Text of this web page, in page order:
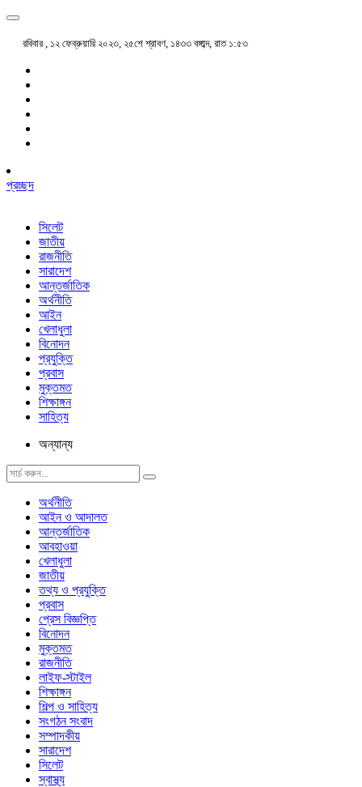
রবিবার , ১২ ফেব্রুয়ারি ২০২৩, ২৫শে শ্রাবণ, ১৪৩৩ বঙ্গাব্দ, রাত ১:৫৩
প্রচ্ছদ
সিলেট
জাতীয়
রাজনীতি
সারাদেশ
আন্তর্জাতিক
অর্থনীতি
আইন
খেলাধুলা
বিনোদন
প্রযুক্তি
প্রবাস
মুক্তমত
শিক্ষাঙ্গন
সাহিত্য
অন্যান্য
অর্থনীতি
আইন ও আদালত
আন্তর্জাতিক
আবহাওয়া
খেলাধুলা
জাতীয়
তথ্য ও প্রযুক্তি
প্রবাস
প্রেস বিজ্ঞপ্তি
বিনোদন
মুক্তমত
রাজনীতি
লাইফ-স্টাইল
শিক্ষাঙ্গন
শিল্প ও সাহিত্য
সংগঠন সংবাদ
সম্পাদকীয়
সারাদেশ
সিলেট
স্বাস্থ্য